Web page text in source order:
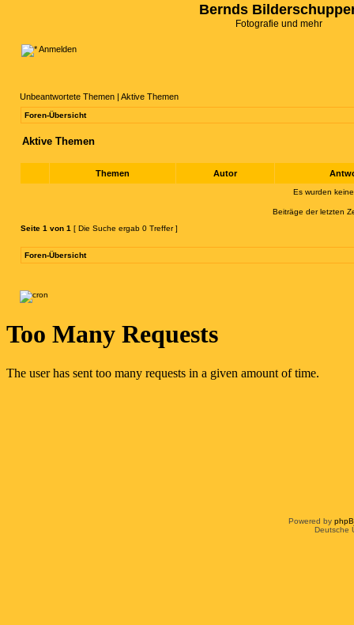
Bernds
Fotografie und mehr
Anmelden
Unbeantwortete Themen | Aktive Themen
Foren-Übersicht
Aktive Themen
Themen Autor
Es wurden
Beiträge der letzten
Seite 1 von 1 [ Die Suche ergab 0 Treffer ]
Foren-Übersicht
Powered by
Deutsche